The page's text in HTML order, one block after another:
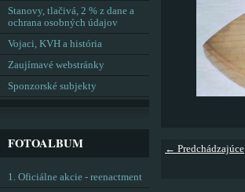
← Predchádzajúce
Stanovy, tlačivá, 2 % z dane a
ochrana osobných údajov
Vojaci, KVH a história
Zaujímavé webstránky
Sponzorské subjekty
FOTOALBUM
1. Oficiálne akcie - reenactment